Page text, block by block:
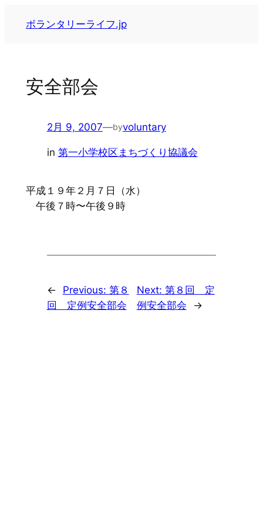
ボランタリーライフ.jp
安全部会
2月 9, 2007—byvoluntary
in 第一小学校区まちづくり協議会
平成１９年２月７日（水）
午後７時〜午後９時
← Previous: 第８
回 定例安全部会
Next: 第８回 定
例安全部会
→